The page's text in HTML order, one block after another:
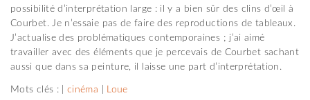
possibilité d’interprétation large : il y a bien sûr des clins d’œil à
Courbet. Je n’essaie pas de faire des reproductions de tableaux.
J’actualise des problématiques contemporaines ; j’ai aimé
travailler avec des éléments que je percevais de Courbet sachant
aussi que dans sa peinture, il laisse une part d’interprétation.
Mots clés : |cinéma Loue